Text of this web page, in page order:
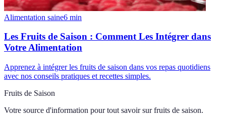
Alimentation saine6 min
Les Fruits de Saison : Comment Les Intégrer dans
Votre Alimentation
Apprenez à intégrer les fruits de saison dans vos repas quotidiens
avec nos conseils pratiques et recettes simples.
Fruits de Saison
Votre source d'information pour tout savoir sur fruits de saison.